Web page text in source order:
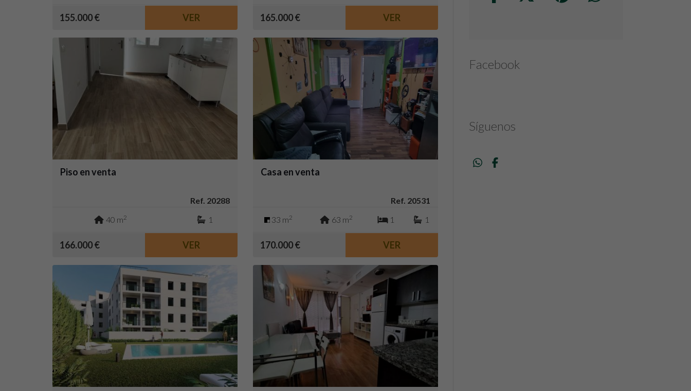
155.000 € VER 165.000 € VER
Piso en venta
Ref. 20288
40 m2 1
166.000 € VER
Casa en venta
Ref. 20531
33 m2 63 m2 1 1
170.000 € VER
Facebook
Síguenos